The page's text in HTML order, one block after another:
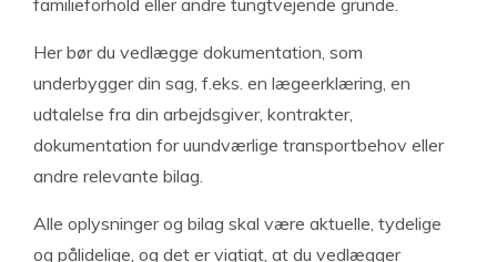
familieforhold eller andre tungtvejende grunde.
Her bør du vedlægge dokumentation, som
underbygger din sag, f.eks. en lægeerklæring, en
udtalelse fra din arbejdsgiver, kontrakter,
dokumentation for uundværlige transportbehov eller
andre relevante bilag.
Alle oplysninger og bilag skal være aktuelle, tydelige
og pålidelige, og det er vigtigt, at du vedlægger